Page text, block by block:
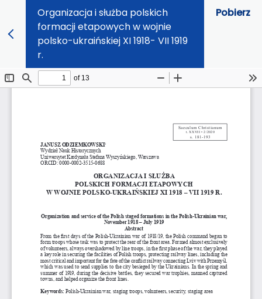
Organizacja i służba polskich
formacji etapowych w wojnie
polsko-ukraińskiej XI 1918- VII 1919
r.
Pobierz